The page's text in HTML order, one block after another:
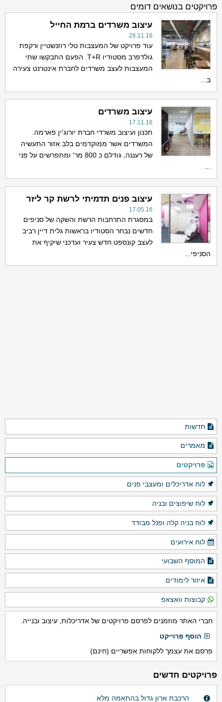
פרויקטים בנושאים דומים
עיצוב משרדים ברמת החייל
28.11.16
עוד פרויקט של המעצבות טלי רוזנשטיין ורקפת
גולדפרב מסטודיו T+R. הפעם התבקשו שתי
המעצבות לעצב משרדים לחברת אינטרנט צעירה
ב...
עיצוב משרדים
17.11.16
תכנון ועיצוב משרדי חברת יורוג'ין פארמה.
המשרדים אשר ממוקדמים בלב אזור התעשיה
של רעננה, גודלם כ 800 מר' ומתפרשים על פני
עיצוב פנים תדמיתי לרשת קר ליזר
17.05.16
במסגרת התרחבות הרשת והשקה של סניפים
חדשים נבחר הסטודיו בראשות גלית דיין רביב
לעצב קונספט חדש צעיר ועדכני שיקיף את
הסניפי...
חדשות
מאמרים
פרויקטים
לוח אדריכלים ומעצבי פנים
לוח שיפוצים ובניה
לוח בניה קלה ופנל מבודד
לוח אירועים
המוסף השבועי
איזור לימודים
קבוצות וואצאפ
חברי האתר מוזמנים לפרסם פרויקטים של אדריכלות, עיצוב ובנייה.
הוסף פרוייקט
פרסם את עצמך ללקוחות אפשריים (חינם)
פרויקטים חדשים
הרכבת ארון גדול בהתאמה מלא